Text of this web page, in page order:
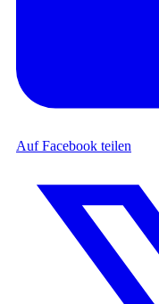
Auf Facebook teilen